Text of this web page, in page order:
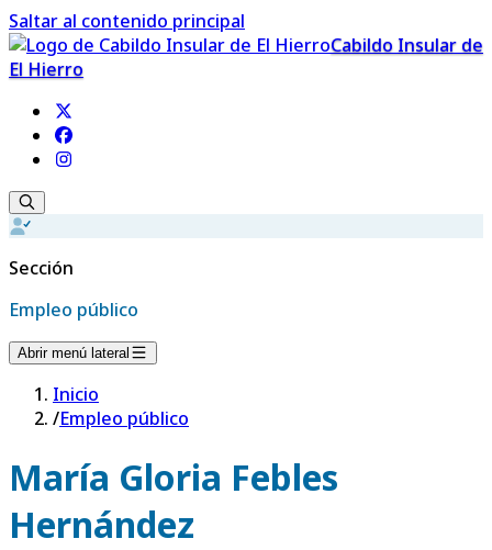
Saltar al contenido principal
Cabildo Insular de
El Hierro
Sección
Empleo público
Abrir menú lateral
Inicio
/Empleo público
María Gloria Febles
Hernández